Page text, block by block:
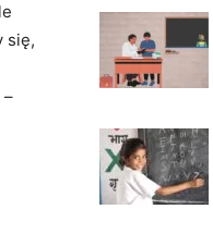
się,
–